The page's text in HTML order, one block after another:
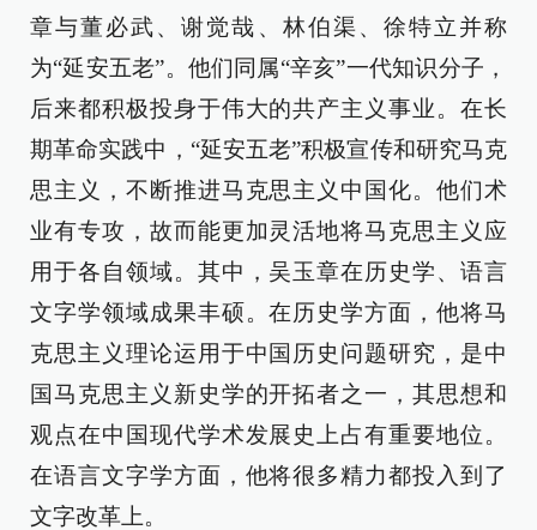
章与董必武、谢觉哉、林伯渠、徐特立并称
为“延安五老”。他们同属“辛亥”一代知识分子，
后来都积极投身于伟大的共产主义事业。在长
期革命实践中，“延安五老”积极宣传和研究马克
思主义，不断推进马克思主义中国化。他们术
业有专攻，故而能更加灵活地将马克思主义应
用于各自领域。其中，吴玉章在历史学、语言
文字学领域成果丰硕。在历史学方面，他将马
克思主义理论运用于中国历史问题研究，是中
国马克思主义新史学的开拓者之一，其思想和
观点在中国现代学术发展史上占有重要地位。
在语言文字学方面，他将很多精力都投入到了
文字改革上。